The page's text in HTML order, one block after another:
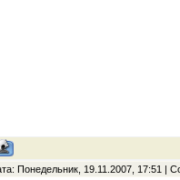
Понедельник, 19.11.2007, 17:51 |